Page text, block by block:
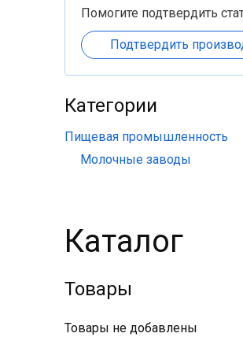
Помогите подтвердить
Подтвердить
Категории
Пищевая промышленность
Молочные заводы
Каталог
Товары
Товары не добавлены